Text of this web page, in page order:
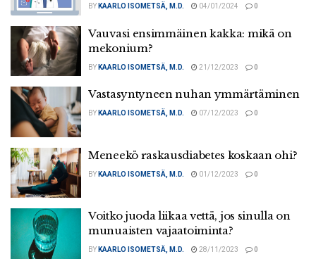
BY KAARLO ISOMETSÄ, M.D. 04/01/2024 0
Vauvasi ensimmäinen kakka: mikä on
mekonium?
BY KAARLO ISOMETSÄ, M.D. 21/12/2023 0
Vastasyntyneen nuhan ymmärtäminen
BY KAARLO ISOMETSÄ, M.D. 07/12/2023 0
Meneekö raskausdiabetes koskaan ohi?
BY KAARLO ISOMETSÄ, M.D. 01/12/2023 0
Voitko juoda liikaa vettä, jos sinulla on
munuaisten vajaatoiminta?
BY KAARLO ISOMETSÄ, M.D. 28/11/2023 0